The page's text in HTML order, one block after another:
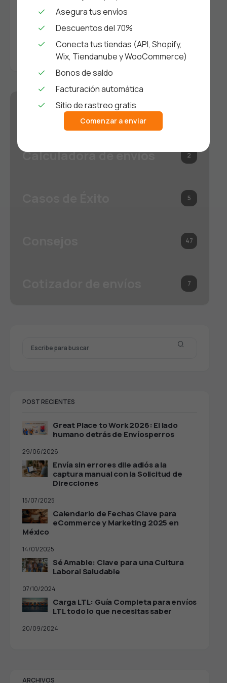
Laboral Saludable
envíos LTL todo lo que necesitas
saber
Anuncios de EnvíosPerros
Calculadora de envíos 2
5
47
7
POST RECIENTES
Great Place to Work 2026: El lado
humano detrás de Envíosperros
29/06/2026
Envía sin errores dile adiós a la
captura manual con la Solicitud de
Direcciones
15/07/2025
Calendario de Fechas Clave para
eCommerce y Marketing 2025 en
México
14/01/2025
Sé Amable: Clave para una Cultura
Laboral Saludable
07/10/2024
Carga LTL: Guía Completa para envíos
LTL todo lo que necesitas saber
20/09/2024
ARCHIVOS
Asegura tus envíos
Descuentos del 70%
Conecta tus tiendas (API, Shopify,
Wix, Tiendanube y WooCommerce)
Bonos de saldo
Facturación automática
Sitio de rastreo gratis
Comenzar a enviar